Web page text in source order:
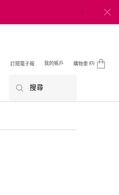
訂閱電子報
我的帳戶 購物車 0
0 product in cart
搜尋